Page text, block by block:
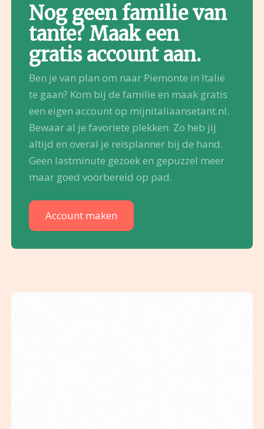
Nog geen familie van
tante? Maak een
gratis account aan.
Ben je van plan om naar Piemonte in Italië
te gaan? Kom bij de familie en maak gratis
een eigen account op mijnitaliaansetant.nl.
Bewaar al je favoriete plekken. Zo heb jij
altijd en overal je reisplanner bij de hand.
Geen lastminute gezoek en gepuzzel meer
maar goed voorbereid op pad.
Account maken